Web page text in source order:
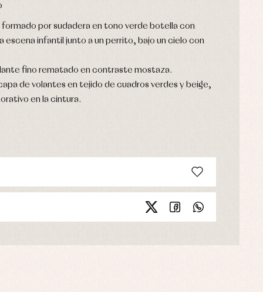
por sudadera en tono verde botella con
escena infantil junto a un perrito, bajo un cielo con
fino rematado en contraste mostaza.
de volantes en tejido de cuadros verdes y beige,
en la cintura.